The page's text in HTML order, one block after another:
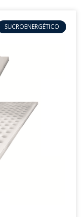
SUCROENERGÉTICO